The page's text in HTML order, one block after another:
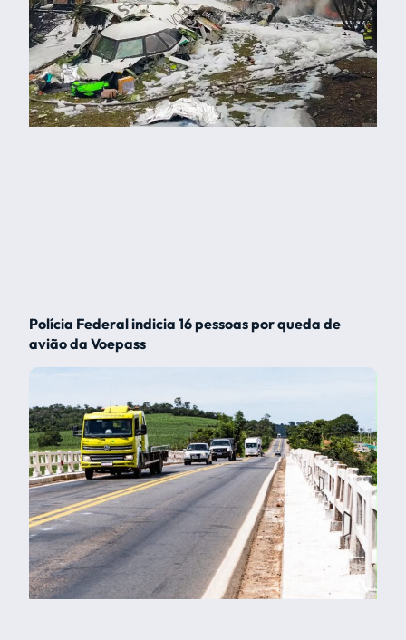
Polícia Federal indicia 16 pessoas por queda de
avião da Voepass